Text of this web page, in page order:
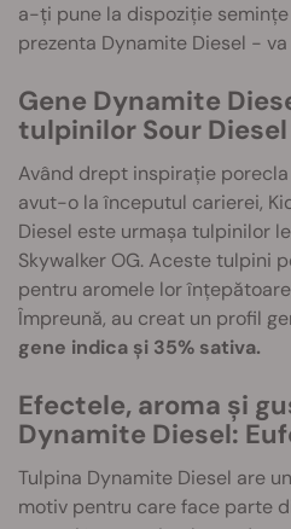
a-ți pune la dispoziție
prezenta Dynamite Diesel -
Gene Dynamite
tulpinilor Sour
Având drept inspirație porecla
avut-o la începutul carierei,
Diesel este urmașa tulpinilor
Skywalker OG. Aceste tulpini
pentru aromele lor
Împreună, au creat un profil
gene indica și 35% sativa.
Efectele, aroma și
Dynamite Diesel:
Tulpina Dynamite Diesel are
motiv pentru care face parte